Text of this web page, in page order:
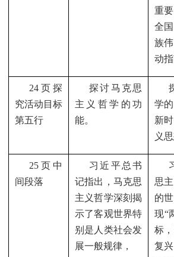
重
全
族
动指
24 页探
究活动目标
第五行
探讨马克思
主义哲学的功
能。
学
新
义
25 页中
间段落
习近平总书
记指出，马克思
主义哲学深刻揭
示了客观世界特
别是人类社会发
展一般规律，
思
的
现“
标
复